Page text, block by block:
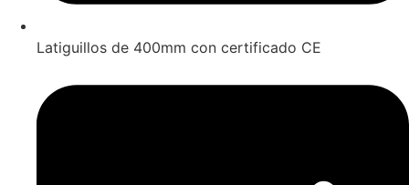
Latiguillos de 400mm con certificado CE